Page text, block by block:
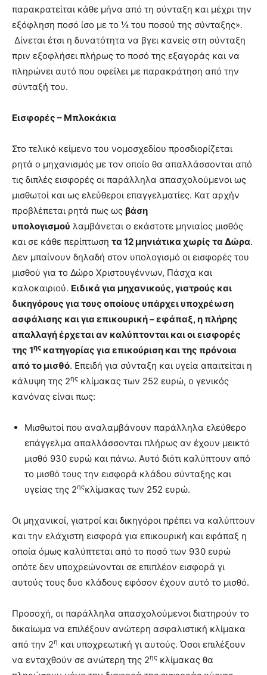
παρακρατείται κάθε μήνα από τη σύνταξη και μέχρι την
εξόφληση ποσό ίσο με το ¼ του ποσού της σύνταξης».
Δίνεται έτσι η δυνατότητα να βγει κανείς στη σύνταξη
πριν εξοφλήσει πλήρως το ποσό της εξαγοράς και να
πληρώνει αυτό που οφείλει με παρακράτηση από την
σύνταξή του.
Εισφορές – Μπλοκάκια
Στο τελικό κείμενο του νομοσχεδίου προσδιορίζεται
ρητά ο μηχανισμός με τον οποίο θα απαλλάσσονται από
τις διπλές εισφορές οι παράλληλα απασχολούμενοι ως
μισθωτοί και ως ελεύθεροι επαγγελματίες. Κατ αρχήν
προβλέπεται ρητά πως ως βάση
υπολογισμού λαμβάνεται ο εκάστοτε μηνιαίος μισθός
και σε κάθε περίπτωση τα 12 μηνιάτικα χωρίς τα Δώρα.
Δεν μπαίνουν δηλαδή στον υπολογισμό οι εισφορές του
μισθού για το Δώρο Χριστουγέννων, Πάσχα και
καλοκαιριού. Ειδικά για μηχανικούς, γιατρούς και
δικηγόρους για τους οποίους υπάρχει υποχρέωση
ασφάλισης και για επικουρική – εφάπαξ, η πλήρης
απαλλαγή έρχεται αν καλύπτονται και οι εισφορές
της 1ης κατηγορίας για επικούριση και της πρόνοια
από το μισθό. Επειδή για σύνταξη και υγεία απαιτείται η
κάλυψη της 2ης κλίμακας των 252 ευρώ, ο γενικός
κανόνας είναι πως:
Μισθωτοί που αναλαμβάνουν παράλληλα ελεύθερο
επάγγελμα απαλλάσσονται πλήρως αν έχουν μεικτό
μισθό 930 ευρώ και πάνω. Αυτό διότι καλύπτουν από
το μισθό τους την εισφορά κλάδου σύνταξης και
υγείας της 2ηςκλίμακας των 252 ευρώ.
Οι μηχανικοί, γιατροί και δικηγόροι πρέπει να καλύπτουν
και την ελάχιστη εισφορά για επικουρική και εφάπαξ η
οποία όμως καλύπτεται από το ποσό των 930 ευρώ
οπότε δεν υποχρεώνονται σε επιπλέον εισφορά γι
αυτούς τους δυο κλάδους εφόσον έχουν αυτό το μισθό.
Προσοχή, οι παράλληλα απασχολούμενοι διατηρούν το
δικαίωμα να επιλέξουν ανώτερη ασφαλιστική κλίμακα
από την 2η και υποχρεωτική γι αυτούς. Όσοι επιλέξουν
να ενταχθούν σε ανώτερη της 2ης κλίμακας θα